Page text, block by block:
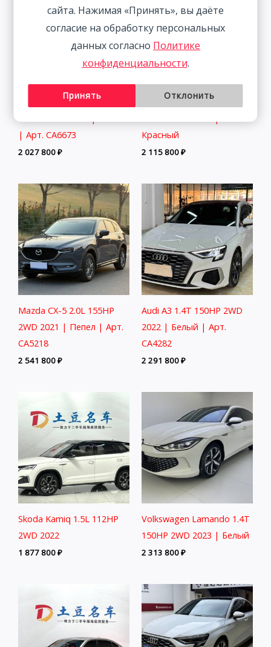
Volkswagen Lamando 1.4T
| Арт. CA6673
2 027 800₽
Volkswagen Lamando 1.4T
Красный
2 115 800₽
Mazda CX-5 2.0L 155HP
2WD 2021 | Пепел | Арт.
CA5218
2 541 800₽
Audi A3 1.4T 150HP 2WD
2022 | Белый | Арт.
CA4282
2 291 800₽
Skoda Kamiq 1.5L 112HP
2WD 2022
1 877 800₽
Volkswagen Lamando 1.4T
150HP 2WD 2023 | Белый
2 313 800₽
сайта. Нажимая «Принять», вы даёте
согласие на обработку персональных
данных согласно Политике
конфиденциальности.
Принять Отклонить